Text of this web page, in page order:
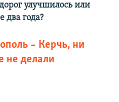
улучшилось или
два года?
– Керчь, ни
не делали